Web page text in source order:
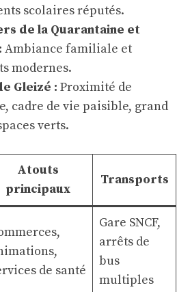
scolaires réputés.
de la Quarantaine et
Ambiance familiale et
modernes.
Gleizé : Proximité de
cadre de vie paisible, grand
verts.
Atouts
principaux
Transports
de santé
Gare SNCF,
arrêts de
bus
multiples